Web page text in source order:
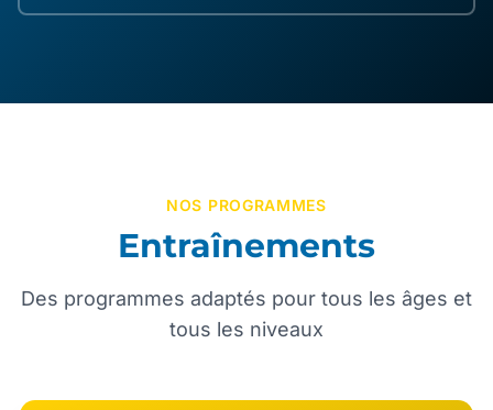
NOS PROGRAMMES
Entraînements
Des programmes adaptés pour tous les âges et
tous les niveaux